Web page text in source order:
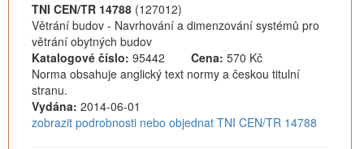
TNI CEN/TR 14788 (127012)
Větrání budov - Navrhování a dimenzování systémů pro
větrání obytných budov
Katalogové číslo: 95442 Cena: 570 Kč
Norma obsahuje anglický text normy a českou titulní
stranu.
Vydána: 2014-06-01
zobrazit podrobnosti nebo objednat TNI CEN/TR 14788